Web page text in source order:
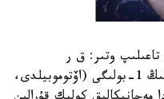
تاعىلىپ وتىر: ق ر
قىلمىستىق كودەكسىنىڭ 345-بابىنىڭ 1-بولىگى (اۆتوموبيلدى،